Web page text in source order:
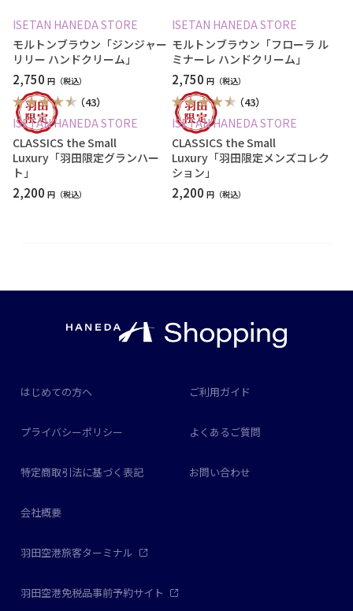
ISETAN HANEDA STORE
モルトンブラウン「ジンジャー
リリー ハンドクリーム」
2,750 円
ISETAN HANEDA STORE
モルトンブラウン「フローラ ル
ミナーレ ハンドクリーム」
2,750 円
（43）
ISETAN HANEDA STORE
CLASSICS the Small
Luxury「羽田限定グランハー
ト」
2,200 円
（43）
ISETAN HANEDA STORE
CLASSICS the Small
Luxury「羽田限定メンズコレク
ション」
2,200 円
はじめての方へ ご利用ガイド
プライバシーポリシー よくあるご質問
特定商取引法に基づく表記 お問い合わせ
会社概要
羽田空港旅客ターミナル
羽田空港免税品事前予約サイト